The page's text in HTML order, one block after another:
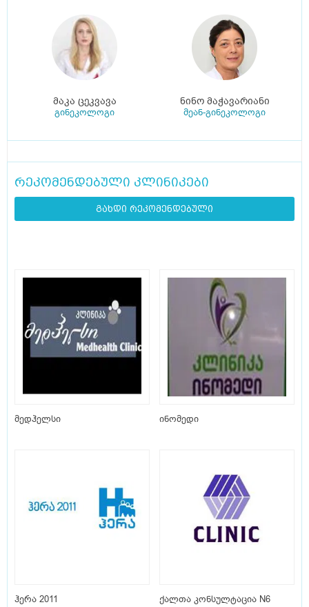
მაკა ცეკვავა
გინეკოლოგი
ნინო მაჭავარიანი
მეან-გინეკოლოგი
რეკომენდებული კლინიკები
გახდი რეკომენდებული
მედჰელსი ინომედი
ჰერა 2011 ქალთა კონსულტაცია N6